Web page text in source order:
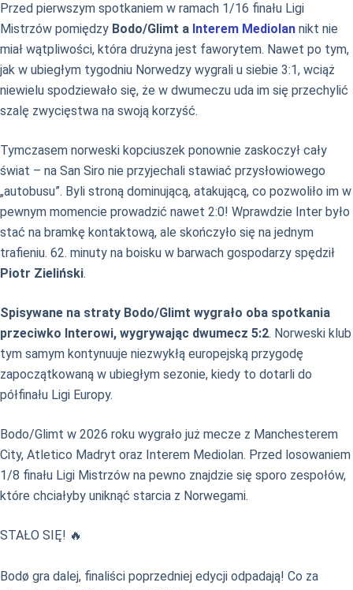
Przed pierwszym spotkaniem w ramach 1/16 finału Ligi
Mistrzów pomiędzy Bodo/Glimt a Interem Mediolan nikt nie
miał wątpliwości, która drużyna jest faworytem. Nawet po tym,
jak w ubiegłym tygodniu Norwedzy wygrali u siebie 3:1, wciąż
niewielu spodziewało się, że w dwumeczu uda im się przechylić
szalę zwycięstwa na swoją korzyść.
Tymczasem norweski kopciuszek ponownie zaskoczył cały
świat – na San Siro nie przyjechali stawiać przysłowiowego
„autobusu”. Byli stroną dominującą, atakującą, co pozwoliło im w
pewnym momencie prowadzić nawet 2:0! Wprawdzie Inter było
stać na bramkę kontaktową, ale skończyło się na jednym
trafieniu. 62. minuty na boisku w barwach gospodarzy spędził
Piotr Zieliński.
Spisywane na straty Bodo/Glimt wygrało oba spotkania
przeciwko Interowi, wygrywając dwumecz 5:2. Norweski klub
tym samym kontynuuje niezwykłą europejską przygodę
zapoczątkowaną w ubiegłym sezonie, kiedy to dotarli do
półfinału Ligi Europy.
Bodo/Glimt w 2026 roku wygrało już mecze z Manchesterem
City, Atletico Madryt oraz Interem Mediolan. Przed losowaniem
1/8 finału Ligi Mistrzów na pewno znajdzie się sporo zespołów,
które chciałyby uniknąć starcia z Norwegami.
STAŁO SIĘ! 🔥
Bodø gra dalej, finaliści poprzedniej edycji odpadają! Co za